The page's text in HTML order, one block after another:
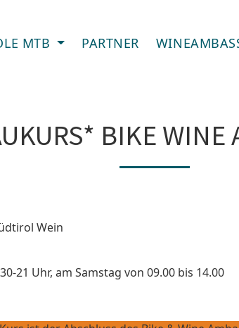
MTB PARTNER
BIKE WINE
Wein
21 Uhr, am Samstag von 09.00 bis 14.00